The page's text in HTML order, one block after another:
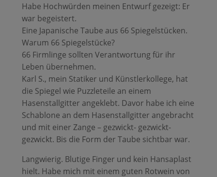
Habe Hochwürden meinen Entwurf gezeigt: Er
war begeistert.
Eine Japanische Taube aus 66 Spiegelstücken.
Warum 66 Spiegelstücke?
66 Firmlinge sollten Verantwortung für ihr
Leben übernehmen.
Karl S., mein Statiker und Künstlerkollege, hat
die Spiegel wie Puzzleteile an einem
Hasenstallgitter angeklebt. Davor habe ich eine
Schablone an dem Hasenstallgitter angebracht
und mit einer Zange – gezwickt- gezwickt-
gezwickt. Bis die Form der Taube sichtbar war.
Langwierig. Blutige Finger und kein Hansaplast
hielt. Habe mich mit einem guten Rotwein von